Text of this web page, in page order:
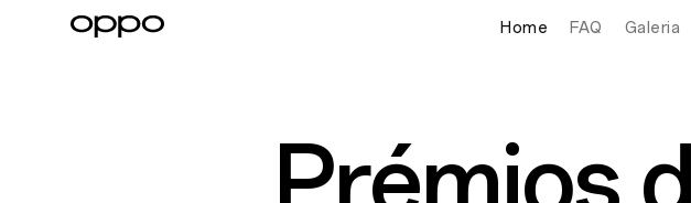
Home FAQ Galeria